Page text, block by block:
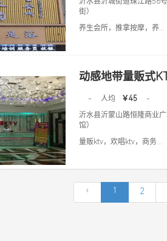
街）
养生会所，推拿按摩，养...
动感地带量贩式
- 人均 ￥45
-
沂水县沂蒙山路恒隆商业
馆）
量贩ktv，欢唱ktv，商务...
‹ 1 2